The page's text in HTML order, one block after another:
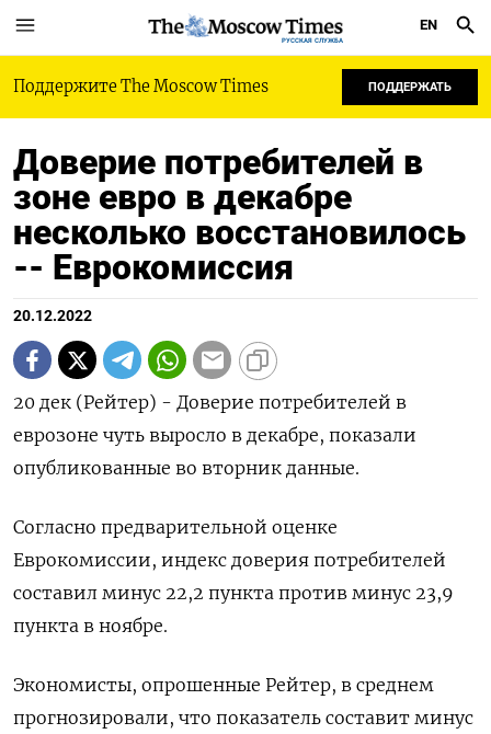
РУССКАЯ СЛУЖБА
EN
Поддержите The Moscow Times ПОДДЕРЖАТЬ
Доверие потребителей в
зоне евро в декабре
несколько восстановилось
-- Еврокомиссия
20.12.2022
20 дек (Рейтер) - Доверие потребителей в
еврозоне чуть выросло в декабре, показали
опубликованные во вторник данные.
Согласно предварительной оценке
Еврокомиссии, индекс доверия потребителей
составил минус 22,2 пункта против минус 23,9
пункта в ноябре.
Экономисты, опрошенные Рейтер, в среднем
прогнозировали, что показатель составит минус